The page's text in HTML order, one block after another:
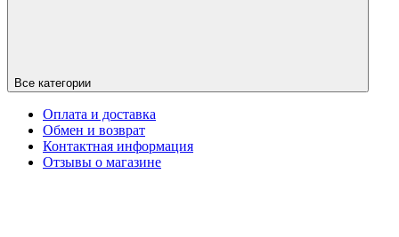
Все категории
Оплата и доставка
Обмен и возврат
Контактная информация
Отзывы о магазине